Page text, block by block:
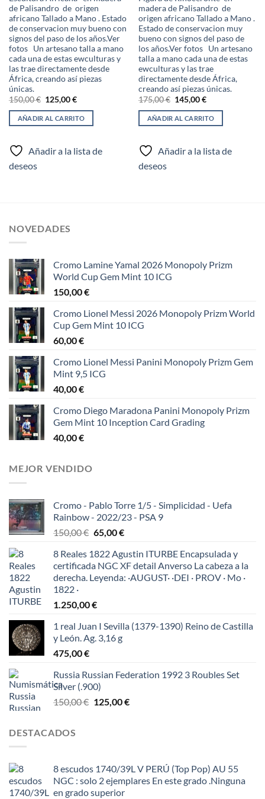
de Palisandro de origen
africano Tallado a Mano . Estado
de conservacion muy bueno con
signos del paso de los años.Ver
fotos Un artesano talla a mano
cada una de estas ewculturas y
las trae directamente desde
África, creando así piezas
únicas.
150,00€ El
precio
original
era:
125,00€El
actual
es:
AÑADIR AL CARRITO
Añadir a la lista de
deseos
madera de Palisandro de
origen africano Tallado a Mano .
Estado de conservacion muy
bueno con signos del paso de
los años.Ver fotos Un artesano
talla a mano cada una de estas
ewculturas y las trae
directamente desde África,
creando así piezas únicas.
175,00€ El
precio
original
era:
145,00€El
actual
es:
AÑADIR AL CARRITO
Añadir a la lista de
deseos
NOVEDADES
Cromo Lamine Yamal 2026 Monopoly Prizm
World Cup Gem Mint 10 ICG
150,00€
Cromo Lionel Messi 2026 Monopoly Prizm World
Cup Gem Mint 10 ICG
60,00€
Cromo Lionel Messi Panini Monopoly Prizm Gem
Mint 9,5 ICG
40,00€
Cromo Diego Maradona Panini Monopoly Prizm
Gem Mint 10 Inception Card Grading
40,00€
MEJOR VENDIDO
Cromo - Pablo Torre 1/5 - Simplicidad - Uefa
Rainbow - 2022/23 - PSA 9
150,00€ El
original
era:
150,00 €.
65,00€El
actual
es:
65,00 €.
8 Reales 1822 Agustin ITURBE Encapsulada y
certificada NGC XF detail Anverso La cabeza a la
derecha. Leyenda: ·AUGUST· ·DEI · PROV · Mo ·
1822 ·
1.250,00€
1 real Juan I Sevilla (1379-1390) Reino de Castilla
y León. Ag. 3,16 g
475,00€
Russia Russian Federation 1992 3 Roubles Set
Silver (.900)
150,00€ El
125,00€El
DESTACADOS
8 escudos 1740/39L V PERÚ (Top Pop) AU 55
NGC : solo 2 ejemplares En este grado .Ninguna
en grado superior